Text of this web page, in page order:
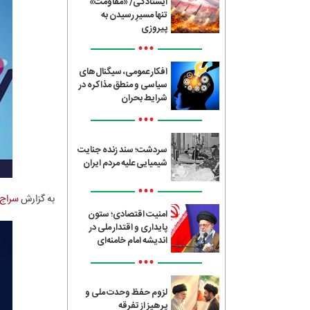
تنها مسیرِ رسیدن به
پیروزی
•••
افکار عمومی، سیگنال‌های
سیاسی و منطق مذاکره در
شرایط بحران
•••
سردشت؛ سند زنده جنایت
شیمیایی علیه مردم ایران
•••
امنیت اقتصادی؛ ستون
پایداری و اقتدار ملی در
اندیشه امام خامنه‌ای
•••
لزوم حفظ وحدت ملی و
پرهیز از تفرقه
به گزارش